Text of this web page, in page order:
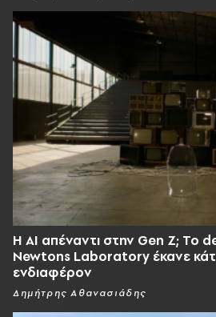
Η AI απέναντι στην Gen Z; Το
Newtons Laboratory έκανε
ενδιαφέρον
Δημήτρης Αθανασιάδης